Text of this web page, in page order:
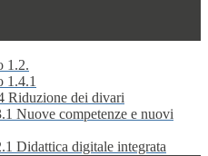
1.2.
1.4.1
dei divari
Nuove competenze e nuovi
Didattica digitale integrata